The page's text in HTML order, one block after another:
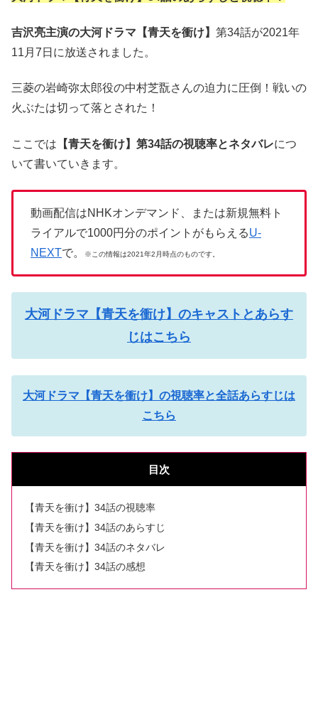
吉沢亮主演の大河ドラマ【青天を衝け】 第34話が2021年
11月7日に放送されました。
三菱の岩崎弥太郎役の中村芝翫さんの迫力に圧倒！戦いの
火ぶたは切って落とされた！
ここでは 【青天を衝け】第34話の視聴率とネタバレにつ
いて書いていきます。
動画配信はNHKオンデマンド、または新規無料ト
ライアルで1000円分のポイントがもらえるU-
NEXTで。 ※この情報は2021年2月時点のものです。
大河ドラマ【青天を衝け】のキャストとあらす
じはこちら
大河ドラマ【青天を衝け】の視聴率と全話あらすじは
こちら
目次
【青天を衝け】34話の視聴率
【青天を衝け】34話のあらすじ
【青天を衝け】34話のネタバレ
【青天を衝け】34話の感想